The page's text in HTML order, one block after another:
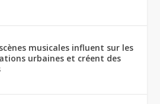
musicales influent sur les
urbaines et créent des